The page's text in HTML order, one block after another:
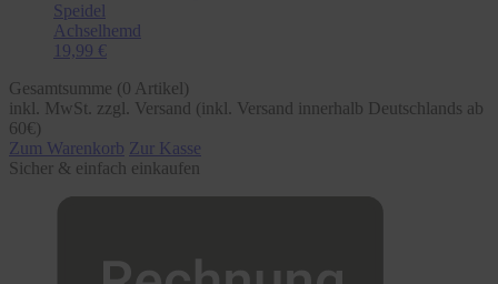
Speidel
Achselhemd
19,99 €
Gesamtsumme (0 Artikel)
inkl. MwSt. zzgl. Versand (inkl. Versand innerhalb Deutschlands ab
60€)
Zum Warenkorb Zur Kasse
Sicher & einfach einkaufen